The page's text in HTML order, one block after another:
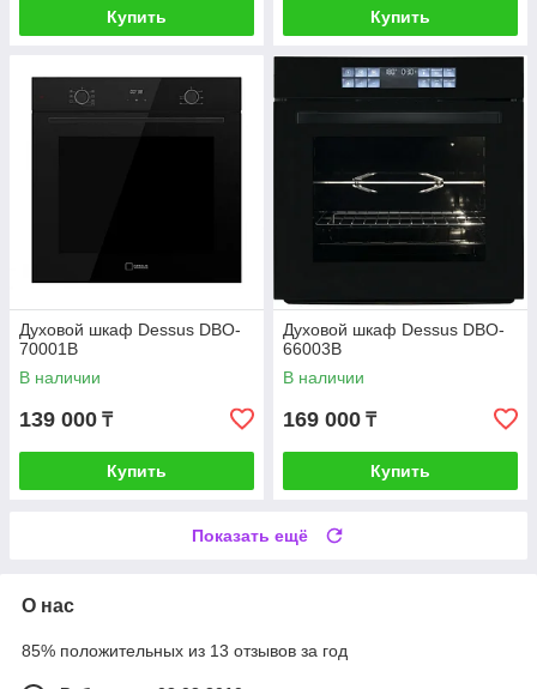
Купить Купить
Духовой шкаф Dessus DBO-
70001B
В наличии
139 000 ₸
Купить
Духовой шкаф Dessus DBO-
66003B
В наличии
169 000 ₸
Купить
Показать ещё
О нас
85% положительных из 13 отзывов за год